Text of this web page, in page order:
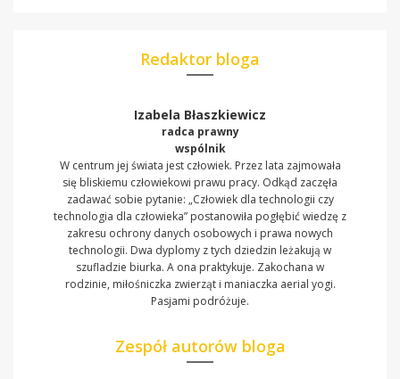
Redaktor bloga
Izabela Błaszkiewicz
radca prawny
wspólnik
W centrum jej świata jest człowiek. Przez lata zajmowała
się bliskiemu człowiekowi prawu pracy. Odkąd zaczęła
zadawać sobie pytanie: „Człowiek dla technologii czy
technologia dla człowieka” postanowiła pogłębić wiedzę z
zakresu ochrony danych osobowych i prawa nowych
technologii. Dwa dyplomy z tych dziedzin leżakują w
szufladzie biurka. A ona praktykuje. Zakochana w
rodzinie, miłośniczka zwierząt i maniaczka aerial yogi.
Pasjami podróżuje.
Zespół autorów bloga